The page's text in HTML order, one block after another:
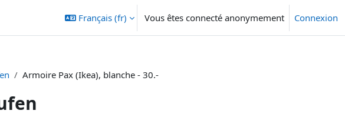
Français ‎(fr)‎ Vous êtes connecté anonymement Connexion
Armoire Pax (Ikea), blanche - 30.-